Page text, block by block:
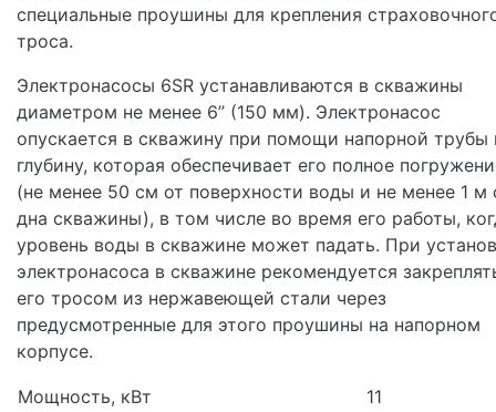
специальные проушины для крепления
троса.
Электронасосы 6SR устанавливаются в скважины
диаметром не менее 6’’ (150 мм). Электронасос
опускается в скважину при помощи напорной трубы
глубину, которая обеспечивает его полное
(не менее 50 см от поверхности воды и не менее 1 м
дна скважины), в том числе во время его работы,
уровень воды в скважине может падать. При
электронасоса в скважине рекомендуется
его тросом из нержавеющей стали через
предусмотренные для этого проушины на напорном
корпусе.
Мощность, кВт
11